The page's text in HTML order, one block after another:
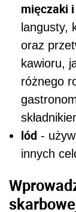
mięczaki
langusty,
oraz
kawioru,
różnego
lód -
innych